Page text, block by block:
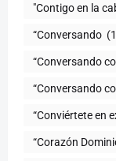
"Contigo en la
“Conversando
“Conversando
“Conversando
“Conviértete en
“Corazón